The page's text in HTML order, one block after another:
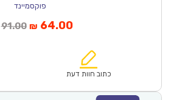
פוקסמיינד
91.00המחיר
₪91.00.
₪ 64.00המחיר
הוא:
כתוב חוות דעת